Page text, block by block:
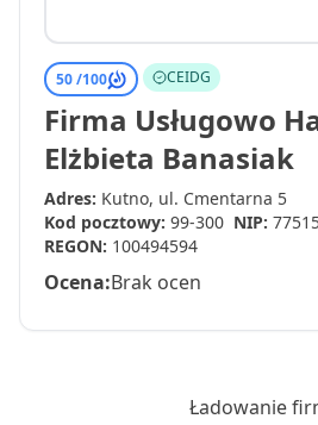
50 /100 CEIDG
Firma Usługowo
Elżbieta Banasiak
Adres: Kutno, ul. Cmentarna 5
Kod pocztowy: 99-300 NIP:
REGON: 100494594
Ocena:Brak ocen
Ładowanie